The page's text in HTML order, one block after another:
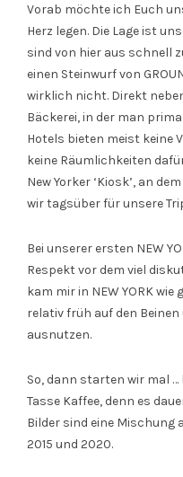
Vorab möchte ich Euch
Herz legen. Die Lage ist
sind von hier aus schnell
einen Steinwurf von
wirklich nicht. Direkt
Bäckerei, in der man
Hotels bieten meist keine
keine Räumlichkeiten
New Yorker ‘Kiosk’, an
wir tagsüber für unsere
Bei unserer ersten NEW
Respekt vor dem viel
kam mir in NEW YORK
relativ früh auf den
ausnutzen.
So, dann starten wir mal
Tasse Kaffee, denn es
Bilder sind eine Mischung
2015 und 2020.